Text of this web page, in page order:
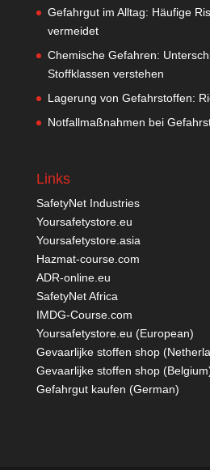
Gefahrgut im Alltag: Häufige
vermeidet
Chemische Gefahren:
Stoffklassen verstehen
Lagerung von Gefahrstoffen:
Notfallmaßnahmen bei
Links
SafetyNet Industries
Yoursafetystore.eu
Yoursafetystore.asia
Hazmat-course.com
ADR-online.eu
SafetyNet Africa
IMDG-Course.com
Yoursafetystore.eu (European)
Gevaarlijke stoffen shop
Gevaarlijke stoffen shop
Gefahrgut kaufen (German)